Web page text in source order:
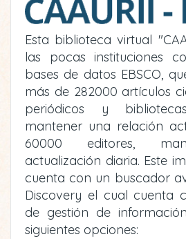
Esta biblioteca virtual
las pocas instituciones
bases de datos EBSCO,
más de 282000 artículos
periódicos y
mantener una relación
60000 editores,
actualización diaria. Este
cuenta con un buscador
Discovery el cual cuenta
de gestión de
siguientes opciones: